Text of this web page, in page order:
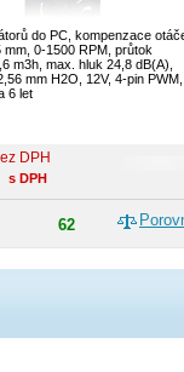
do PC, kompenzace
mm, 0-1500 RPM, průtok
m3h, max. hluk 24,8 dB(A),
mm H2O, 12V, 4-pin PWM,
6 let
DPH
s DPH
62